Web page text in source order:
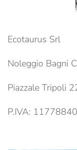
Ecotaurus Srl
Noleggio Bagni
Piazzale Tripoli
P.IVA: